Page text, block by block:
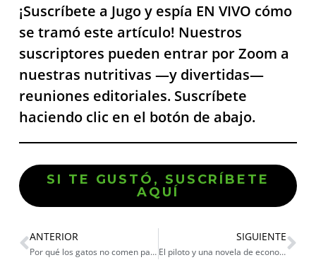
¡Suscríbete a Jugo y espía EN VIVO cómo
se tramó este artículo! Nuestros
suscriptores pueden entrar por Zoom a
nuestras nutritivas —y divertidas—
reuniones editoriales. Suscríbete
haciendo clic en el botón de abajo.
SI TE GUSTÓ, SUSCRÍBETE
AQUÍ
ANTERIOR
Por qué los gatos no comen panetón
SIGUIENTE
El piloto y una novela de economistas